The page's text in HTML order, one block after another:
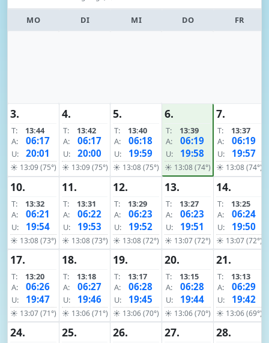
MO DI MI DO FR
3.
T:
13:44
A:
06:17
U: 20:01
☀ 13:09 (75°)
4.
T:
13:42
A:
06:17
U: 20:00
☀ 13:09 (75°)
5.
T:
13:40
A:
06:18
U: 19:59
☀ 13:08 (75°)
6.
T:
13:39
A:
06:19
U: 19:58
☀ 13:08 (74°)
7.
T:
13:37
A:
06:19
U: 19:57
☀ 13:08 (74°)
10.
T:
13:32
A:
06:21
U: 19:54
☀ 13:08 (73°)
11.
T:
13:31
A:
06:22
U: 19:53
☀ 13:08 (73°)
12.
T:
13:29
A:
06:23
U: 19:52
☀ 13:08 (72°)
13.
T:
13:27
A:
06:23
U: 19:51
☀ 13:07 (72°)
14.
T:
13:25
A:
06:24
U: 19:50
☀ 13:07 (72°)
17.
T:
13:20
A:
06:26
U: 19:47
☀ 13:07 (71°)
18.
T:
13:18
A:
06:27
U: 19:46
☀ 13:06 (71°)
19.
T:
13:17
A:
06:28
U: 19:45
☀ 13:06 (70°)
20.
T:
13:15
A:
06:28
U: 19:44
☀ 13:06 (70°)
21.
T:
13:13
A:
06:29
U: 19:42
☀ 13:06 (69°)
24. 25. 26. 27. 28.